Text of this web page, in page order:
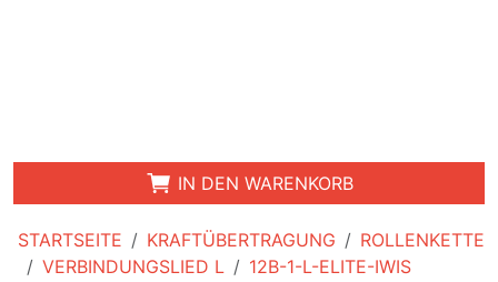
STARTSEITE KRAFTÜBERTRAGUNG
ROLLENKETTE
VERBINDUNGSLIED L
12B-1-L-ELITE-IWIS
IN DEN WARENKORB